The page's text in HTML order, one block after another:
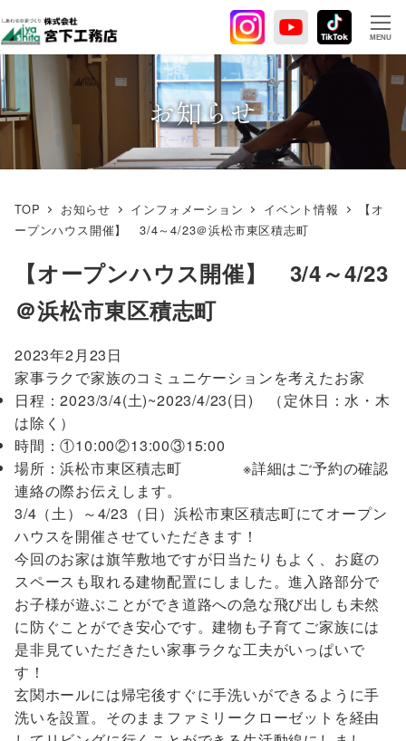
イ
ン
コ
ン
テ
ン
ツ
MENU
お知らせ
TOP お知らせ インフォメーション イベント情報
【オ
ープンハウス開催】 3/4～4/23＠浜松市東区積志町
【オープンハウス開催】 3/4～4/23
＠浜松市東区積志町
2023年2月23日
家事ラクで家族のコミュニケーションを考えたお家
日程：2023/3/4(土)~2023/4/23(日) （定休日：水・木
は除く）
時間：①10:00②13:00③15:00
場所：浜松市東区積志町 ※詳細はご予約の確認
連絡の際お伝えします。
3/4（土）～4/23（日）浜松市東区積志町にてオープン
ハウスを開催させていただきます！
今回のお家は旗竿敷地ですが日当たりもよく、お庭の
スペースも取れる建物配置にしました。進入路部分で
お子様が遊ぶことができ道路への急な飛び出しも未然
に防ぐことができ安心です。建物も子育てご家族には
是非見ていただきたい家事ラクな工夫がいっぱいで
す！
玄関ホールには帰宅後すぐに手洗いができるように手
洗いを設置。そのままファミリークローゼットを経由